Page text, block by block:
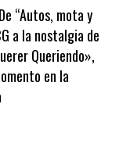
“Autos, mota y
a la nostalgia de
Queriendo»,
en la